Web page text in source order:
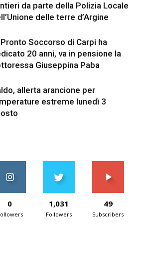
da parte della Polizia Locale
delle terre d’Argine
Soccorso di Carpi ha
20 anni, va in pensione la
Giuseppina Paba
allerta arancione per
estreme lunedì 3
0 1,031
Followers
49
Subscribers